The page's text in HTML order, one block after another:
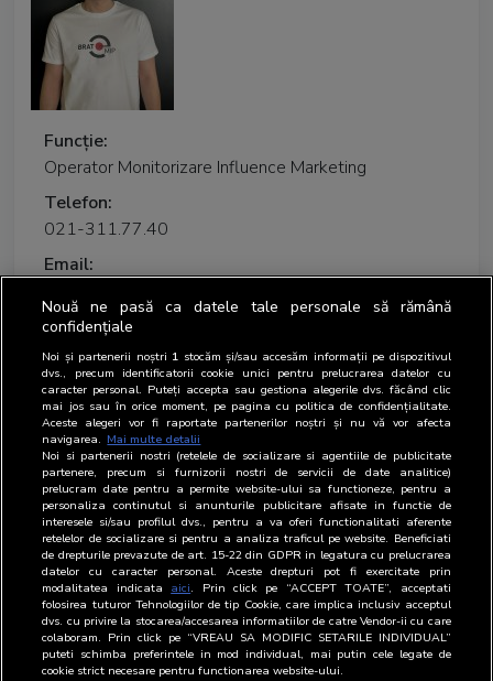
Funcție:
Operator Monitorizare Influence Marketing
Telefon:
021-311.77.40
Email:
Scurt CV/prezentare
Sunt absolvent al Facultatii de Stiinte Economice si
Gestiunea Afacerilor din cadrul Universitatii Babes-
Bolyai Cluj-Napoca, promotia 2019 - 2022.
Activitatea mea in cadrul BRAT a inceput in iulie 2023,
ca Operator Monitorizare in cadrul Departamentului
Influencer Marketing.
Nouă ne pasă ca datele tale personale să rămână
confidențiale
Noi și partenerii noștri 1 stocăm și/sau accesăm informații pe dispozitivul
dvs., precum identificatorii cookie unici pentru prelucrarea datelor cu
caracter personal. Puteți accepta sau gestiona alegerile dvs. făcând clic
mai jos sau în orice moment, pe pagina cu politica de confidențialitate.
Aceste alegeri vor fi raportate partenerilor noștri și nu vă vor afecta
navigarea. Mai multe detalii
Noi si partenerii nostri (retelele de socializare si agentiile de publicitate
partenere, precum si furnizorii nostri de servicii de date analitice)
prelucram date pentru a permite website-ului sa functioneze, pentru a
personaliza continutul si anunturile publicitare afisate in functie de
interesele si/sau profilul dvs., pentru a va oferi functionalitati aferente
retelelor de socializare si pentru a analiza traficul pe website. Beneficiati
de drepturile prevazute de art. 15-22 din GDPR in legatura cu prelucrarea
datelor cu caracter personal. Aceste drepturi pot fi exercitate prin
modalitatea indicata aici. Prin click pe “ACCEPT TOATE”, acceptati
folosirea tuturor Tehnologiilor de tip Cookie, care implica inclusiv acceptul
dvs. cu privire la stocarea/accesarea informatiilor de catre Vendor-ii cu care
colaboram. Prin click pe “VREAU SA MODIFIC SETARILE INDIVIDUAL”
puteti schimba preferintele in mod individual, mai putin cele legate de
cookie strict necesare pentru functionarea website-ului.